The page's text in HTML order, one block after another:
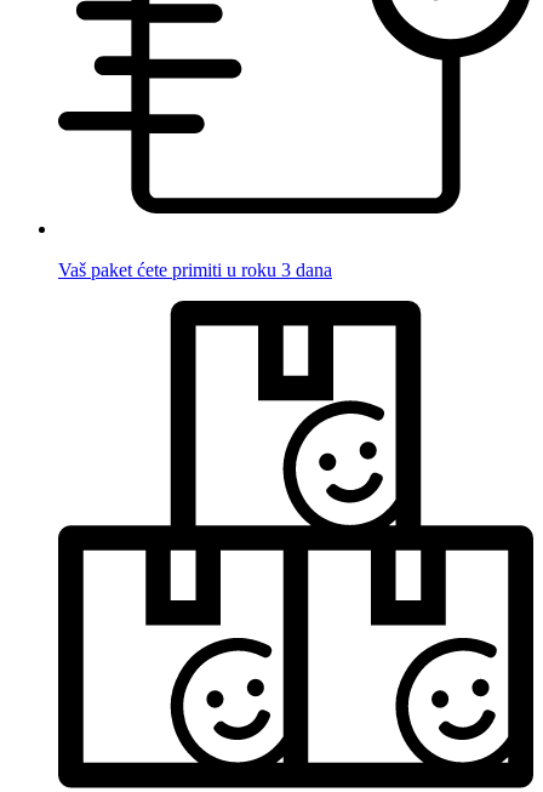
Vaš paket ćete primiti u roku 3 dana